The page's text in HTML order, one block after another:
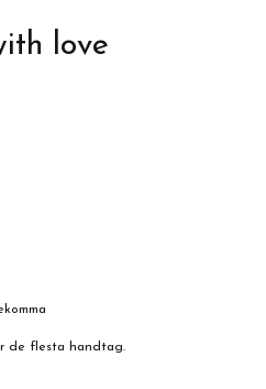
love
de flesta handtag.